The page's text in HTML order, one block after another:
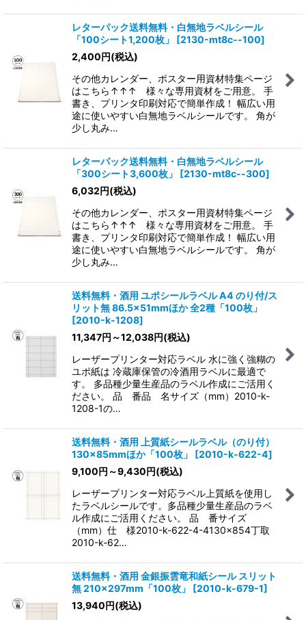
レターパック送料無料・白無地ラベルシール
「100シート1,200枚」
[2130-mt8c--100]
2,400円(税込)
その他カレンダー、ポスター用資材特集ページ
はこちら↑↑↑ 様々な専用資材をご用意。 手
書き、プリンタ印刷対応で簡単作成！ 幅広い用
途に使いやすい白無地ラベルシールです。 角が
少し丸み…
レターパック送料無料・白無地ラベルシール
「300シート3,600枚」
[2130-mt8c--300]
6,032円(税込)
その他カレンダー、ポスター用資材特集ページ
はこちら↑↑↑ 様々な専用資材をご用意。 手
書き、プリンタ印刷対応で簡単作成！ 幅広い用
途に使いやすい白無地ラベルシールです。 角が
少し丸み…
送料無料・酒用 ユポシールラベル A4 のり付/ス
リット無 86.5×51mmほか 全2種「100枚」
[2010-k-1208]
11,347円 ～12,038円(税込)
レーザープリンター対応ラベル 水に強く強糊の
ユポ紙は 冷蔵庫保管の冷酒用ラベルに最適で
す。 多品種少量生産品のラベル作成にご活用く
ださい。 品 番品 名サイズ（mm）2010-k-
1208-1の…
送料無料・酒用 上質紙シールラベル（のり付）
130×85mmほか「100枚」
[2010-k-622-4]
9,100円 ～9,430円(税込)
レーザープリンター対応ラベル上質紙を使用し
たラベルシールです。多品種少量生産品のラベ
ル作成にご活用ください。 品 番サイズ
（mm）仕 様2010-k-622-4-4130×854丁取
2010-k-62…
送料無料・酒用 金銀振雲竜和紙シール スリット
無 210×297mm「100枚」
[2010-k-679-1]
13,940円(税込)